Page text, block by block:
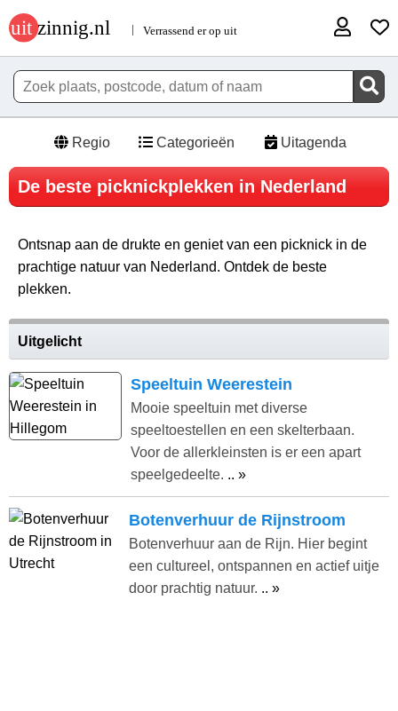
Regio Categorieën Uitagenda
De beste picknickplekken in Nederland
Ontsnap aan de drukte en geniet van een picknick in de
prachtige natuur van Nederland. Ontdek de beste
plekken.
Uitgelicht
Speeltuin Weerestein
Mooie speeltuin met diverse
speeltoestellen en een skelterbaan.
Voor de allerkleinsten is er een apart
speelgedeelte. .. »
Botenverhuur de Rijnstroom
Botenverhuur aan de Rijn. Hier begint
een cultureel, ontspannen en actief uitje
door prachtig natuur. .. »